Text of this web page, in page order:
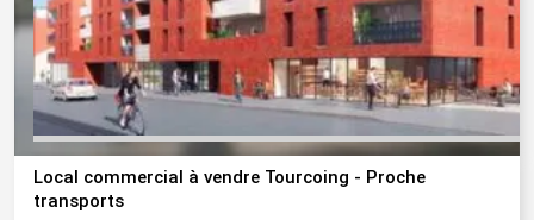
Local commercial à vendre Tourcoing - Proche
transports